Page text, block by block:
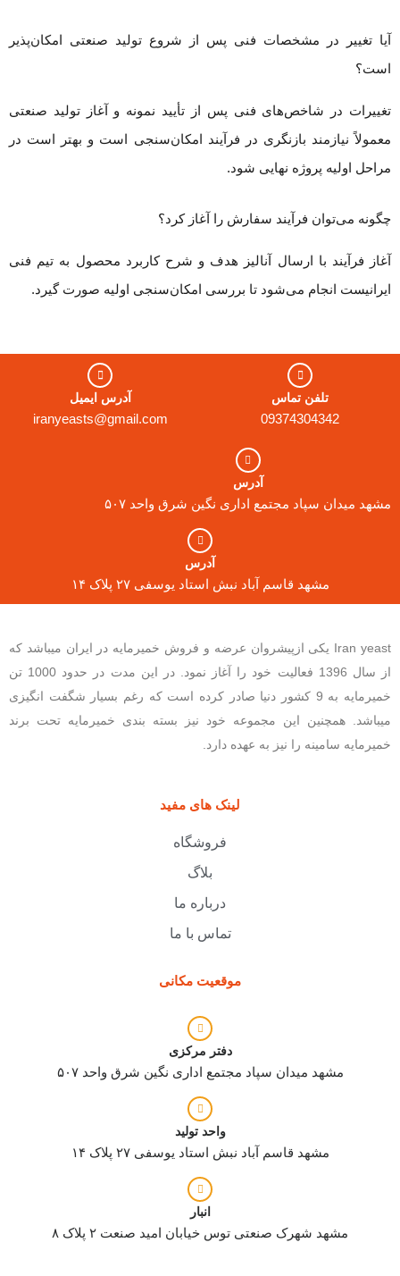
آیا تغییر در مشخصات فنی پس از شروع تولید صنعتی امکان‌پذیر
است؟
تغییرات در شاخص‌های فنی پس از تأیید نمونه و آغاز تولید صنعتی
معمولاً نیازمند بازنگری در فرآیند امکان‌سنجی است و بهتر است در
مراحل اولیه پروژه نهایی شود.
چگونه می‌توان فرآیند سفارش را آغاز کرد؟
آغاز فرآیند با ارسال آنالیز هدف و شرح کاربرد محصول به تیم فنی
ایرانیست انجام می‌شود تا بررسی امکان‌سنجی اولیه صورت گیرد.
تلفن تماس
09374304342
آدرس ایمیل
iranyeasts@gmail.com
آدرس
مشهد میدان سپاد مجتمع اداری نگین شرق واحد ۵۰۷
آدرس
مشهد قاسم آباد نبش استاد یوسفی ۲۷ پلاک ۱۴
Iran yeast یکی ازپیشروان عرضه و فروش خمیرمایه در ایران میباشد که
از سال 1396 فعالیت خود را آغاز نمود. در این مدت در حدود 1000 تن
خمیرمایه به 9 کشور دنیا صادر کرده است که رغم بسیار شگفت انگیزی
میباشد. همچنین این مجموعه خود نیز بسته بندی خمیرمایه تحت برند
خمیرمایه سامینه را نیز به عهده دارد.
لینک های مفید
فروشگاه
بلاگ
درباره ما
تماس با ما
موقعیت مکانی
دفتر مرکزی
مشهد میدان سپاد مجتمع اداری نگین شرق واحد ۵۰۷
واحد تولید
مشهد قاسم آباد نبش استاد یوسفی ۲۷ پلاک ۱۴
انبار
مشهد شهرک صنعتی توس خیابان امید صنعت ۲ پلاک ۸